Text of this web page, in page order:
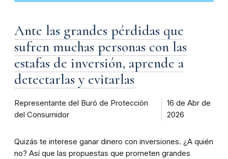
Ante las grandes pérdidas que
sufren muchas personas con las
estafas de inversión, aprende a
detectarlas y evitarlas
Representante del Buró de Protección
del Consumidor
16 de Abr de
2026
Quizás te interese ganar dinero con inversiones. ¿A quién
no? Así que las propuestas que prometen grandes